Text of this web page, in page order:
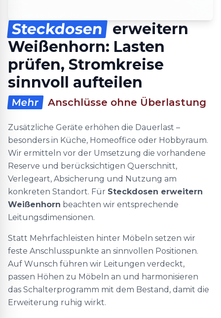
Steckdosen
erweitern
Weißenhorn: Lasten
prüfen, Stromkreise
sinnvoll aufteilen
Mehr Anschlüsse ohne Überlastung
Zusätzliche Geräte erhöhen die Dauerlast –
besonders in Küche, Homeoffice oder Hobbyraum.
Wir ermitteln vor der Umsetzung die vorhandene
Reserve und berücksichtigen Querschnitt,
Verlegeart, Absicherung und Nutzung am
konkreten Standort. Für Steckdosen erweitern
Weißenhorn beachten wir entsprechende
Leitungsdimensionen.
Statt Mehrfachleisten hinter Möbeln setzen wir
feste Anschlusspunkte an sinnvollen Positionen.
Auf Wunsch führen wir Leitungen verdeckt,
passen Höhen zu Möbeln an und harmonisieren
das Schalterprogramm mit dem Bestand, damit die
Erweiterung ruhig wirkt.